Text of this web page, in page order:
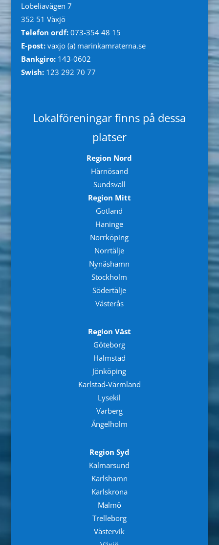
Lobeliavägen 7
352 51 Växjö
Telefon ordf: 073-354 48 15
E-post:vaxjo (a) marinkamraterna.se
Bankgiro: 143-0602
Swish:123 292 70 77
Lokalföreningar finns på dessa
platser
Region Nord
Härnösand
Sundsvall
Region Mitt
Gotland
Haninge
Norrköping
Norrtälje
Nynäshamn
Stockholm
Södertälje
Västerås
Region Väst
Göteborg
Halmstad
Jönköping
Karlstad-Värmland
Lysekil
Varberg
Ängelholm
Region Syd
Kalmarsund
Karlshamn
Karlskrona
Malmö
Trelleborg
Västervik